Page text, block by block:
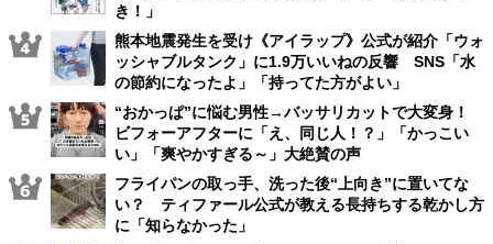
き！」
熊本地震発生を受け《アイラップ》公式が紹介「ウォ
ッシャブルタンク」に1.9万いいねの反響 SNS「水
の節約になったよ」「持ってた方がよい」
“おかっぱ”に悩む男性→バッサリカットで大変身！
ビフォーアフターに「え、同じ人！？」「かっこい
い」「爽やかすぎる～」大絶賛の声
フライパンの取っ手、洗った後“上向き”に置いてな
い？ ティファール公式が教える長持ちする乾かし方
に「知らなかった」